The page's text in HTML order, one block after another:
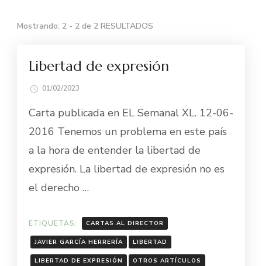
Mostrando: 2 - 2 de 2 RESULTADOS
BLOG
Libertad de expresión
01/02/2023
Carta publicada en EL Semanal XL. 12-06-
2016 Tenemos un problema en este país
a la hora de entender la libertad de
expresión. La libertad de expresión no es
el derecho …
ETIQUETAS: CARTAS AL DIRECTOR
JAVIER GARCÍA HERRERÍA LIBERTAD
LIBERTAD DE EXPRESIÓN OTROS ARTÍCULOS